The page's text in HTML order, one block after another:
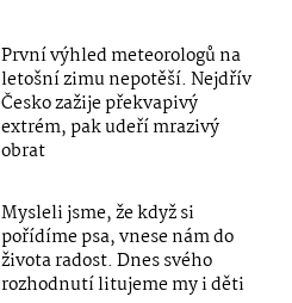
První výhled meteorologů na
letošní zimu nepotěší. Nejdřív
Česko zažije překvapivý
extrém, pak udeří mrazivý
obrat
Mysleli jsme, že když si
pořídíme psa, vnese nám do
života radost. Dnes svého
rozhodnutí litujeme my i děti